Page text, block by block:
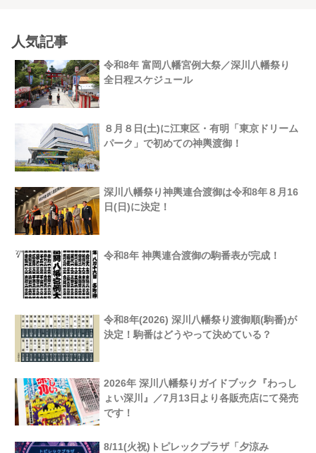
人気記事
令和8年 富岡八幡宮例大祭／深川八幡祭り
全日程スケジュール
８月８日(土)に江東区・有明「東京ドリーム
パーク」で初めての神輿渡御！
深川八幡祭り神輿連合渡御は令和8年８月16
日(日)に決定！
令和8年 神輿連合渡御の駒番表が完成！
令和8年(2026) 深川八幡祭り渡御順(駒番)が
決定！駒番はどうやって決めている？
2026年 深川八幡祭りガイドブック『わっし
ょい深川』／7月13日より各販売店にて発売
です！
8/11(火祝)トピレックプラザ「夕涼み